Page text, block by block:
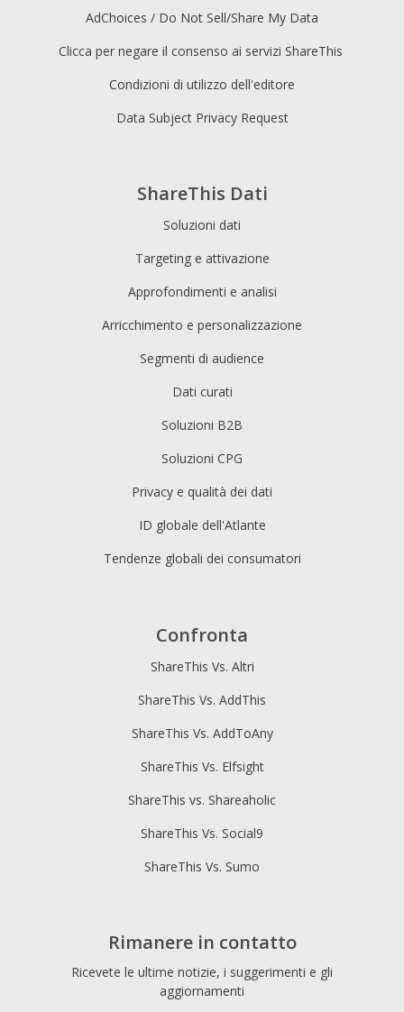
ShareThis Dati
Soluzioni dati
Targeting e attivazione
Approfondimenti e analisi
Arricchimento e personalizzazione
Segmenti di audience
Dati curati
Soluzioni B2B
Soluzioni CPG
Privacy e qualità dei dati
ID globale dell'Atlante
Tendenze globali dei consumatori
AdChoices / Do Not Sell/Share My Data
Clicca per negare il consenso ai servizi ShareThis
Condizioni di utilizzo dell'editore
Data Subject Privacy Request
Confronta
ShareThis Vs. Altri
ShareThis Vs. AddThis
ShareThis Vs. AddToAny
ShareThis Vs. Elfsight
ShareThis vs. Shareaholic
ShareThis Vs. Social9
ShareThis Vs. Sumo
Rimanere in contatto
Ricevete le ultime notizie, i suggerimenti e gli
aggiornamenti